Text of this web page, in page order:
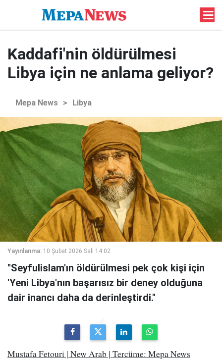
Kaddafi'nin öldürülmesi
Libya için ne anlama geliyor?
Mepa News > Libya
Yayınlanma: 10 Şubat 2026 Salı 14:02
"Seyfulislam'ın öldürülmesi pek çok kişi için
'Yeni Libya'nın başarısız bir deney olduğuna
dair inancı daha da derinleştirdi."
Mustafa Fetouri | New Arab | Tercüme: Mepa News